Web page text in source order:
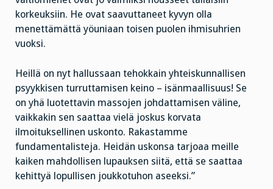
korkeuksiin. He ovat saavuttaneet kyvyn olla
menettämättä yöuniaan toisen puolen ihmisuhrien
vuoksi.
Heillä on nyt hallussaan tehokkain yhteiskunnallisen
psyykkisen turruttamisen keino – isänmaallisuus! Se
on yhä luotettavin massojen johdattamisen väline,
vaikkakin sen saattaa vielä joskus korvata
ilmoituksellinen uskonto. Rakastamme
fundamentalisteja. Heidän uskonsa tarjoaa meille
kaiken mahdollisen lupauksen siitä, että se saattaa
kehittyä lopullisen joukkotuhon aseeksi.”